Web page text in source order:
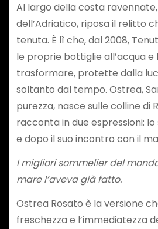
Al largo della costa
dell’Adriatico, riposa il relitto
tenuta. È lì che, dal 2008,
le proprie bottiglie all’acqua e
trasformare, protette dalla
soltanto dal tempo. Ostrea,
purezza, nasce sulle colline di
racconta in due espressioni:
e dopo il suo incontro con il
I migliori sommelier del
mare l’aveva già fatto.
Ostrea Rosato è la versione
freschezza e l’immediatezza